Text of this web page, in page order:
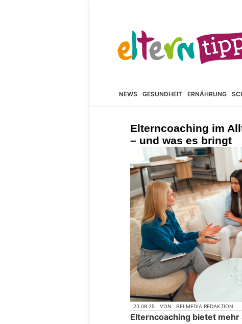
NEWS GESUNDHEIT ERNÄHRUNG
Elterncoaching im
– und was es bringt
23.09.25 VON BELMEDIA REDAKTION
Elterncoaching bietet mehr